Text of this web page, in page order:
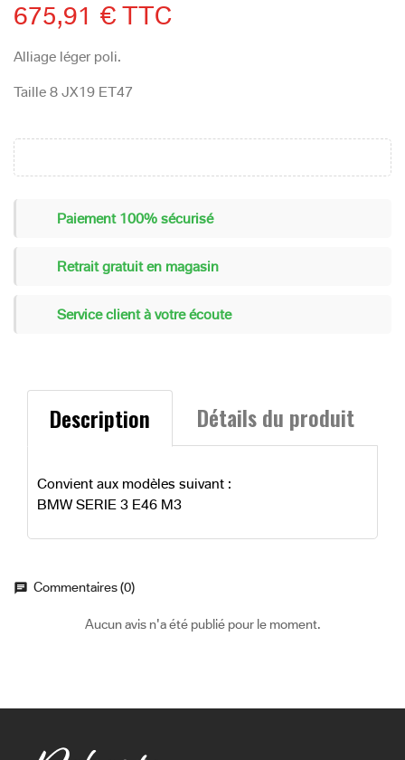
675,91 € TTC
Alliage léger poli.
Taille 8 JX19 ET47
Paiement 100% sécurisé
Retrait gratuit en magasin
Service client à votre écoute
Description Détails du produit
Convient aux modèles suivant :
BMW SERIE 3 E46 M3
Commentaires (0)
Aucun avis n'a été publié pour le moment.